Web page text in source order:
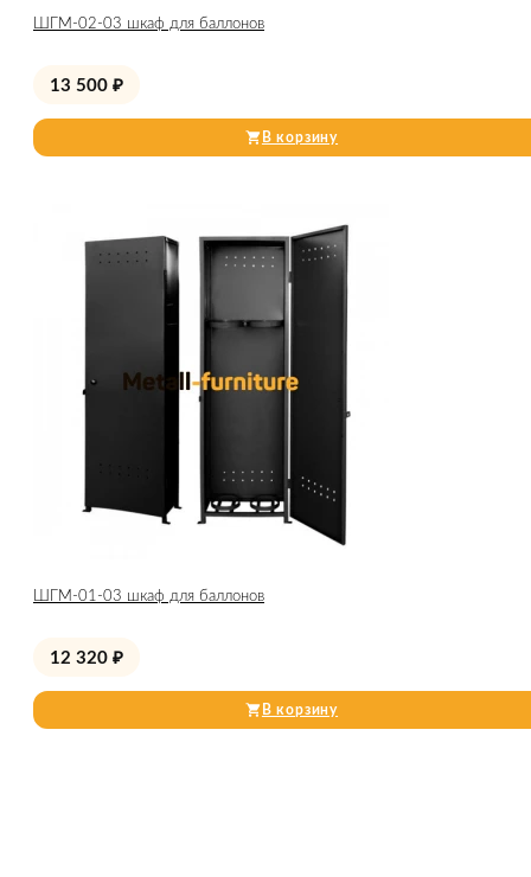
ШГМ-02-03 шкаф для баллонов
13 500 ₽
В корзину
ШГМ-01-03 шкаф для баллонов
12 320 ₽
В корзину